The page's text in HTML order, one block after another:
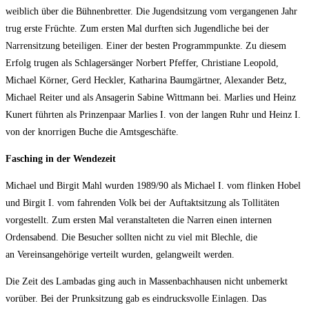
weiblich über die Bühnenbretter. Die Jugendsitzung vom vergangenen Jahr
trug erste Früchte. Zum ersten Mal durften sich Jugendliche bei der
Narrensitzung beteiligen. Einer der besten Programmpunkte. Zu diesem
Erfolg trugen als Schlagersänger Norbert Pfeffer, Christiane Leopold,
Michael Körner, Gerd Heckler, Katharina Baumgärtner, Alexander Betz,
Michael Reiter und als Ansagerin Sabine Wittmann bei. Marlies und Heinz
Kunert führten als Prinzenpaar Marlies I. von der langen Ruhr und Heinz I.
von der knorrigen Buche die Amtsgeschäfte.
Fasching in der Wendezeit
Michael und Birgit Mahl wurden 1989/90 als Michael I. vom flinken Hobel
und Birgit I. vom fahrenden Volk bei der Auftaktsitzung als Tollitäten
vorgestellt. Zum ersten Mal veranstalteten die Narren einen internen
Ordensabend. Die Besucher sollten nicht zu viel mit Blechle, die
an Vereinsangehörige verteilt wurden, gelangweilt werden.
Die Zeit des Lambadas ging auch in Massenbachhausen nicht unbemerkt
vorüber. Bei der Prunksitzung gab es eindrucksvolle Einlagen. Das